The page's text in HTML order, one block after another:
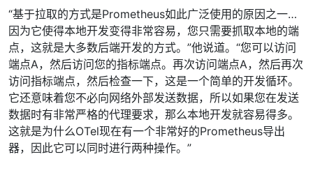
“基于拉取的方式是Prometheus如此广泛使用的原因之一…
因为它使得本地开发变得非常容易，您只需要抓取本地的端
点，这就是大多数后端开发的方式。”他说道。“您可以访问
端点A，然后访问您的指标端点。再次访问端点A，然后再次
访问指标端点，然后检查一下，这是一个简单的开发循环。
它还意味着您不必向网络外部发送数据，所以如果您在发送
数据时有非常严格的代理要求，那么本地开发就容易得多。
这就是为什么OTel现在有一个非常好的Prometheus导出
器，因此它可以同时进行两种操作。”